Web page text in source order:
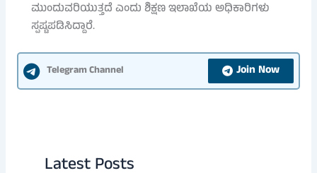
ಮುಂದುವರಿಯುತ್ತದೆ ಎಂದು ಶಿಕ್ಷಣ ಇಲಾಖೆಯ ಅಧಿಕಾರಿಗಳು
ಸ್ಪಷ್ಟಪಡಿಸಿದ್ದಾರೆ.
Telegram Channel Join Now
Latest Posts